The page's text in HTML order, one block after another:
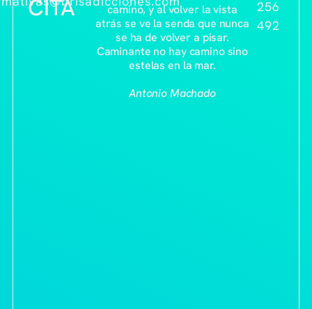
CITA
camino, y al volver la vista
atrás se ve la senda que nunca
se ha de volver a pisar.
Caminante no hay camino sino
estelas en la mar.
Antonio Machado
256
492